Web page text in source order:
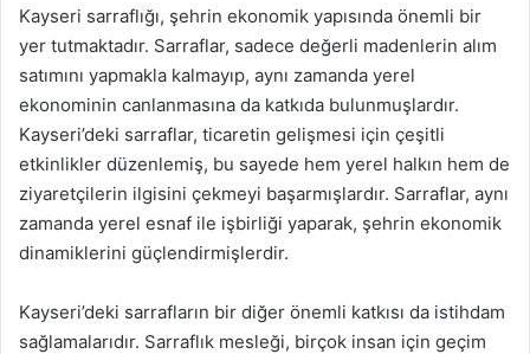
Kayseri sarraflığı, şehrin ekonomik yapısında önemli bir
yer tutmaktadır. Sarraflar, sadece değerli madenlerin alım
satımını yapmakla kalmayıp, aynı zamanda yerel
ekonominin canlanmasına da katkıda bulunmuşlardır.
Kayseri’deki sarraflar, ticaretin gelişmesi için çeşitli
etkinlikler düzenlemiş, bu sayede hem yerel halkın hem de
ziyaretçilerin ilgisini çekmeyi başarmışlardır. Sarraflar, aynı
zamanda yerel esnaf ile işbirliği yaparak, şehrin ekonomik
dinamiklerini güçlendirmişlerdir.
Kayseri’deki sarrafların bir diğer önemli katkısı da istihdam
sağlamalarıdır. Sarraflık mesleği, birçok insan için geçim